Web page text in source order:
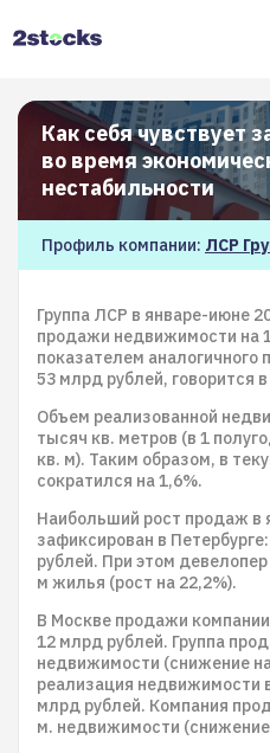
Как себя чувствует
во время
нестабильности
Профиль компании: ЛСР
Группа ЛСР в январе-июне
продажи недвижимости на
показателем аналогичного
53 млрд рублей, говорится
Объем реализованной
тысяч кв. метров (в 1
кв. м). Таким образом, в
сократился на 1,6%.
Наибольший рост продаж в
зафиксирован в
рублей. При этом
м жилья (рост на 22,2%).
В Москве продажи
12 млрд рублей. Группа
недвижимости (снижение
реализация недвижимости
млрд рублей. Компания
м. недвижимости (снижение